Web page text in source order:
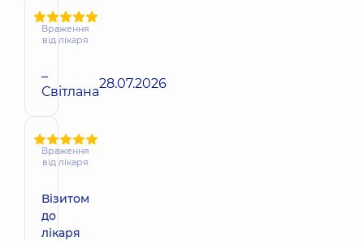
Враження
від лікаря
–
Світлана28.07.2026
Враження
від лікаря
Візитом
до
лікаря